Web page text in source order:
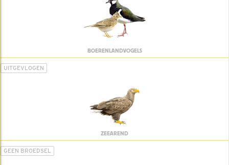
BOERENLANDVOGELS
UITGEVLOGEN
ZEEAREND
GEEN BROEDSEL